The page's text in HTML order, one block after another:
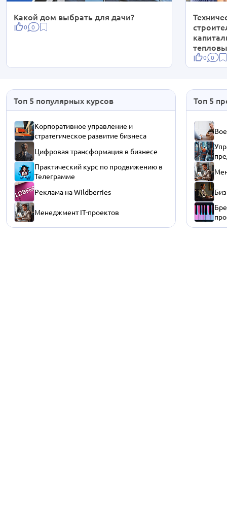
Какой дом выбрать для дачи?
0 0
0 0
Топ 5 популярных курсов
Корпоративное управление и
стратегическое развитие бизнеса
Цифровая трансформация в бизнесе
Практический курс по продвижению в
Телеграмме
Реклама на Wildberries
Менеджмент IT-проектов
Топ 5